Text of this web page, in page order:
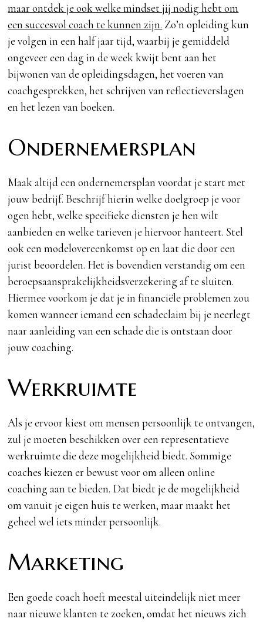
maar ontdek je ook welke mindset jij nodig hebt om
een succesvol coach te kunnen zijn. Zo’n opleiding kun
je volgen in een half jaar tijd, waarbij je gemiddeld
ongeveer een dag in de week kwijt bent aan het
bijwonen van de opleidingsdagen, het voeren van
coachgesprekken, het schrijven van reflectieverslagen
en het lezen van boeken.
Ondernemersplan
Maak altijd een ondernemersplan voordat je start met
jouw bedrijf. Beschrijf hierin welke doelgroep je voor
ogen hebt, welke specifieke diensten je hen wilt
aanbieden en welke tarieven je hiervoor hanteert. Stel
ook een modelovereenkomst op en laat die door een
jurist beoordelen. Het is bovendien verstandig om een
beroepsaansprakelijkheidsverzekering af te sluiten.
Hiermee voorkom je dat je in financiële problemen zou
komen wanneer iemand een schadeclaim bij je neerlegt
naar aanleiding van een schade die is ontstaan door
jouw coaching.
Werkruimte
Als je ervoor kiest om mensen persoonlijk te ontvangen,
zul je moeten beschikken over een representatieve
werkruimte die deze mogelijkheid biedt. Sommige
coaches kiezen er bewust voor om alleen online
coaching aan te bieden. Dat biedt je de mogelijkheid
om vanuit je eigen huis te werken, maar maakt het
geheel wel iets minder persoonlijk.
Marketing
Een goede coach hoeft meestal uiteindelijk niet meer
naar nieuwe klanten te zoeken, omdat het nieuws zich